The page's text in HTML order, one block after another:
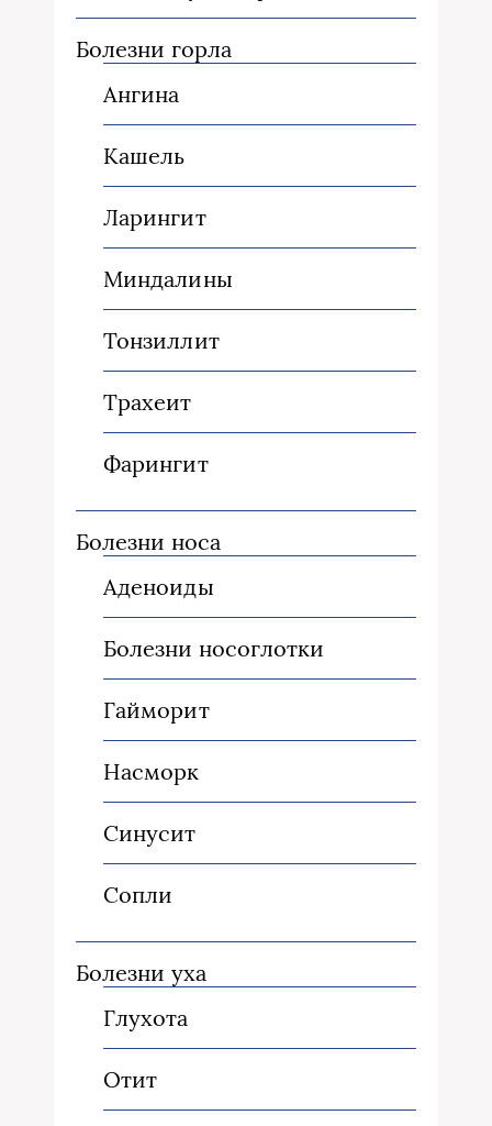
Болезни горла
Ангина
Кашель
Ларингит
Миндалины
Тонзиллит
Трахеит
Фарингит
Болезни носа
Аденоиды
Болезни носоглотки
Гайморит
Насморк
Синусит
Сопли
Болезни уха
Глухота
Отит